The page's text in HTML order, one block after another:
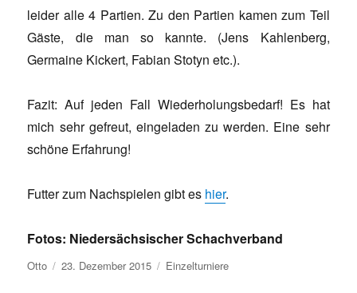
leider alle 4 Partien. Zu den Partien kamen zum Teil
Gäste, die man so kannte. (Jens Kahlenberg,
Germaine Kickert, Fabian Stotyn etc.).
Fazit: Auf jeden Fall Wiederholungsbedarf! Es hat
mich sehr gefreut, eingeladen zu werden. Eine sehr
schöne Erfahrung!
Futter zum Nachspielen gibt es hier.
Fotos: Niedersächsischer Schachverband
Autor
Otto Veröffentlicht
am
23. Dezember 2015 Kategorien
Einzelturniere